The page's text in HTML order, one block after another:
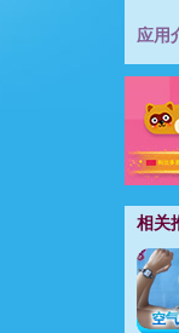
应用
相关